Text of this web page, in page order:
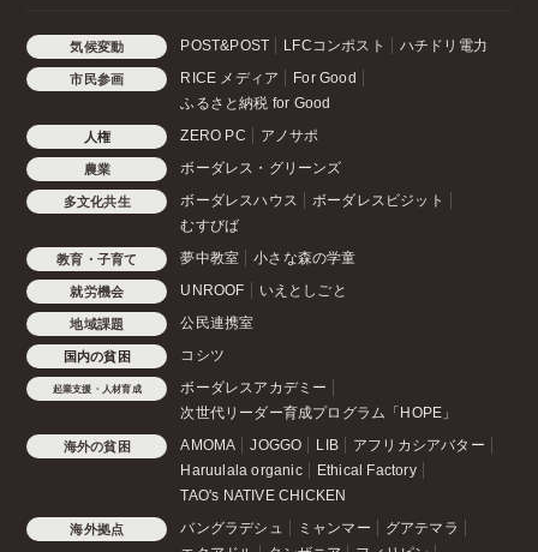
気候変動 POST&POST LFCコンポスト ハチドリ電力
市民参画 RICE メディア
For Good
ふるさと納税 for Good
人権 ZERO PC アノサポ
農業 ボーダレス・グリーンズ
多文化共生 ボーダレスハウス
ボーダレスビジット
むすびば
教育・子育て 夢中教室 小さな森の学童
就労機会 UNROOF いえとしごと
地域課題 公民連携室
国内の貧困 コシツ
起業支援・人材育成
ボーダレスアカデミー
次世代リーダー育成プログラム「HOPE」
海外の貧困 AMOMA JOGGO LIB
アフリカシアバター
Haruulala organic
Ethical Factory
TAO's NATIVE CHICKEN
海外拠点 バングラデシュ ミャンマー
グアテマラ